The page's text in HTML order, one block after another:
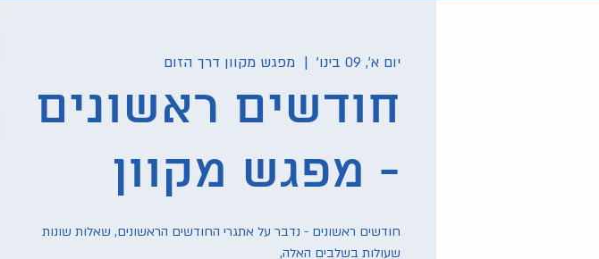
יום א׳, 09 בינו׳
  |
מפגש מקוון דרך הזום
חודשים ראשונים
- מפגש מקוון
חודשים ראשונים - נדבר על אתגרי החודשים הראשונים, שאלות שונות